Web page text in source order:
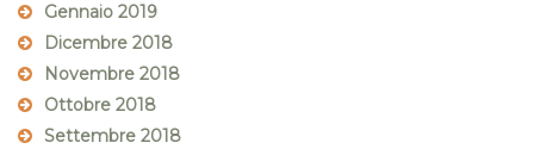
Gennaio 2019
Dicembre 2018
Novembre 2018
Ottobre 2018
Settembre 2018